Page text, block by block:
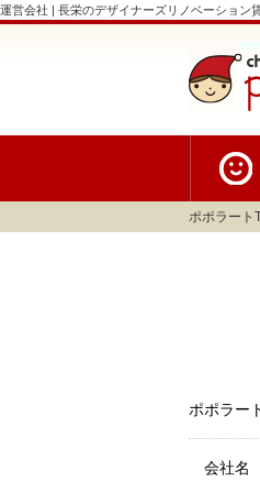
運営会社 | 長栄のデザイナーズリノベーション
ポポラート
ポポラー
会社名